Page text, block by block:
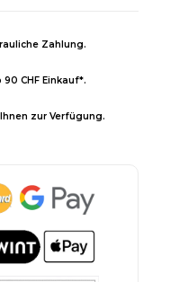
Zahlung.
CHF Einkauf*.
zur Verfügung.